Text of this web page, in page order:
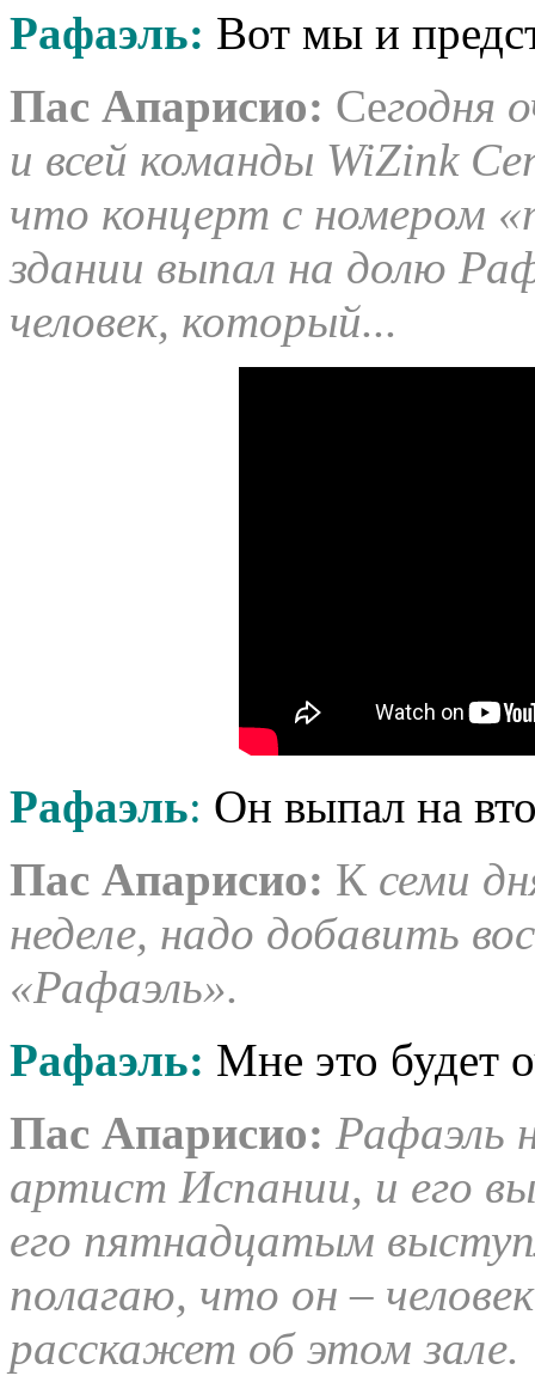
Рафаэль: Вот мы и
Пас Апарисио: Сегодня
и всей команды WiZink
что концерт с номером
здании выпал на долю
человек, который...
Рафаэль: Он выпал на
Пас Апарисио: К семи
неделе, надо добавить
«Рафаэль».
Рафаэль: Мне это будет
Пас Апарисио: Рафаэль
артист Испании, и его
его пятнадцатым
полагаю, что он –
расскажет об этом зале.